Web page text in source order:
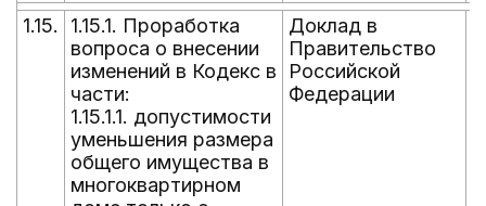
1.15.
1.15.1. Проработка
вопроса о внесении
изменений в Кодекс в
части:
1.15.1.1. допустимости
уменьшения размера
общего имущества в
многоквартирном
Доклад в
Правительство
Российской
Федерации